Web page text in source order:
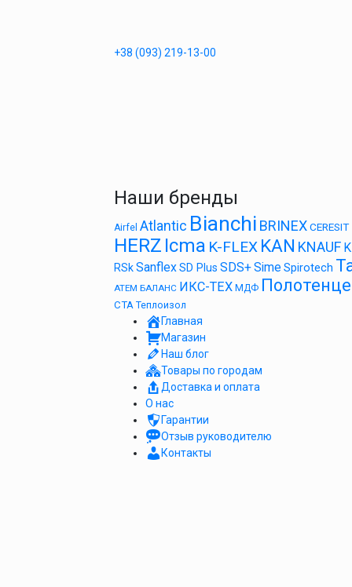
+38 (093) 219-13-00
Наши бренды
Airfel Atlantic Bianchi BRINEXCERESIT
HERZ Icma K-FLEX KAN KNAUF
RSkSanflexSD Plus SDS+SimeSpirotech
АТЕМ БАЛАНС ИКС-ТЕХ МДФ
СТА Теплоизол
Главная
Магазин
Наш блог
Товары по городам
Доставка и оплата
О нас
Гарантии
Отзыв руководителю
Контакты